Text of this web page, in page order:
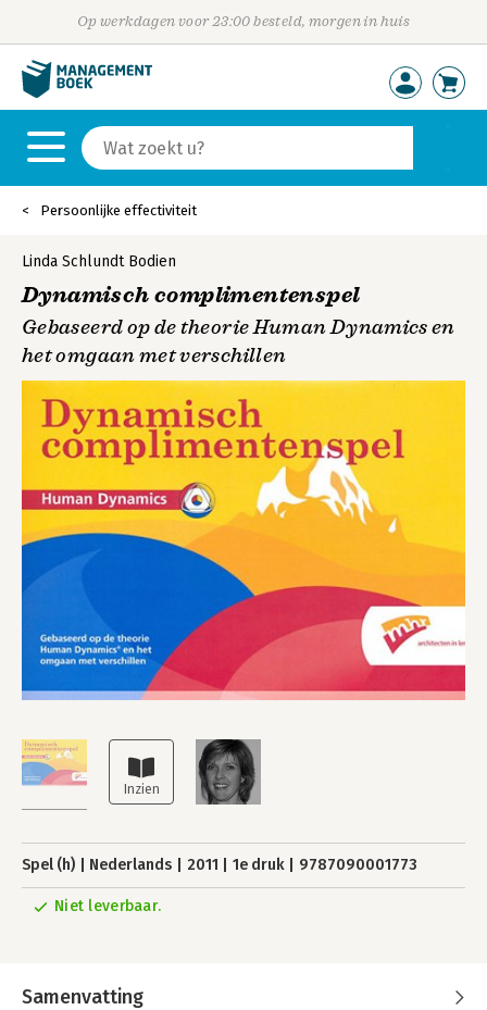
Op werkdagen voor 23:00 besteld, morgen in huis
Persoonlijke effectiviteit
Linda Schlundt Bodien
Dynamisch complimentenspel
Gebaseerd op de theorie Human Dynamics en
het omgaan met verschillen
Spel (h) Nederlands 2011 1e druk 9787090001773
Niet leverbaar.
Samenvatting